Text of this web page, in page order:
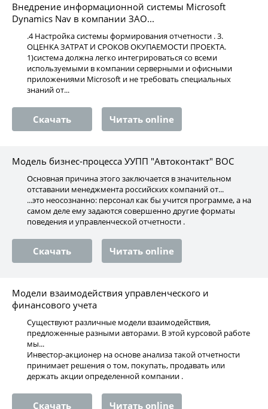
Внедрение информационной системы Microsoft
Dynamics Nav в компании ЗАО...
.4 Настройка системы формирования отчетности . 3.
ОЦЕНКА ЗАТРАТ И СРОКОВ ОКУПАЕМОСТИ ПРОЕКТА.
1)cистема должна легко интегрироваться со всеми
используемыми в компании серверными и офисными
приложениями Microsoft и не требовать специальных
знаний от...
Скачать Читать online
Модель бизнес-процесса УУПП "Автоконтакт" ВОС
Основная причина этого заключается в значительном
отставании менеджмента российских компаний от...
...это неосознанно: персонал как бы учится программе, а на
самом деле ему задаются совершенно другие форматы
поведения и управленческой отчетности .
Скачать Читать online
Модели взаимодействия управленческого и
финансового учета
Существуют различные модели взаимодействия,
предложенные разными авторами. В этой курсовой работе
мы...
Инвестор-акционер на основе анализа такой отчетности
принимает решения о том, покупать, продавать или
держать акции определенной компании .
Скачать Читать online